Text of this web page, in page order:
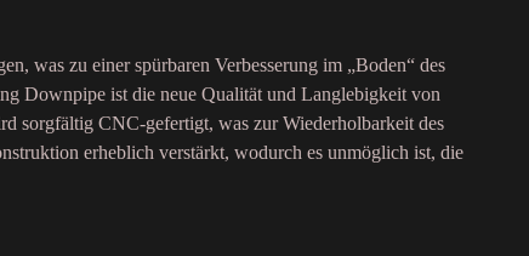
was zu einer spürbaren Verbesserung im „Boden“ des
Downpipe ist die neue Qualität und Langlebigkeit von
sorgfältig CNC-gefertigt, was zur Wiederholbarkeit des
erheblich verstärkt, wodurch es unmöglich ist, die